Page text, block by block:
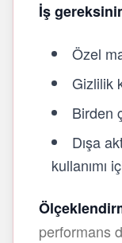
İş
Özel
Gizlilik
Birden
Dışa
kullanımı
performans